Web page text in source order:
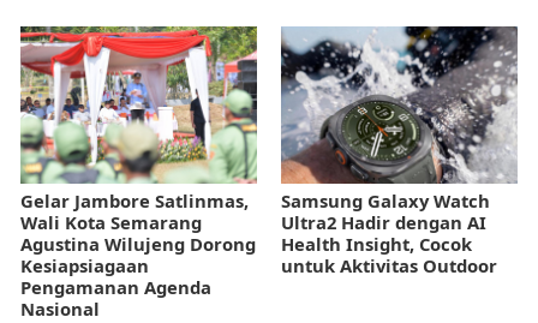
Gelar Jambore Satlinmas,
Wali Kota Semarang
Agustina Wilujeng Dorong
Kesiapsiagaan
Pengamanan Agenda
Nasional
Samsung Galaxy Watch
Ultra2 Hadir dengan AI
Health Insight, Cocok
untuk Aktivitas Outdoor